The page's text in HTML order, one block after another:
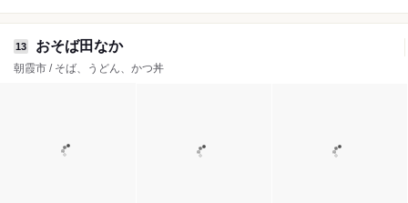
13 おそば田なか
朝霞市 / そば、うどん、かつ丼